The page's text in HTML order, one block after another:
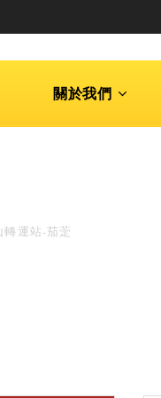
關於我們
運站-茄萣